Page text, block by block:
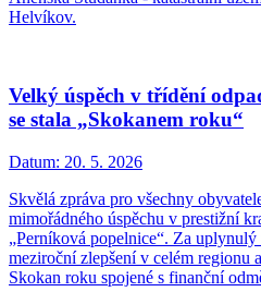
Helvíkov.
Velký úspěch v třídění
se stala „Skokanem roku“
Datum: 20. 5. 2026
Skvělá zpráva pro všechny
mimořádného úspěchu v prestižní
„Perníková popelnice“. Za
meziroční zlepšení v celém regionu
Skokan roku spojené s finanční